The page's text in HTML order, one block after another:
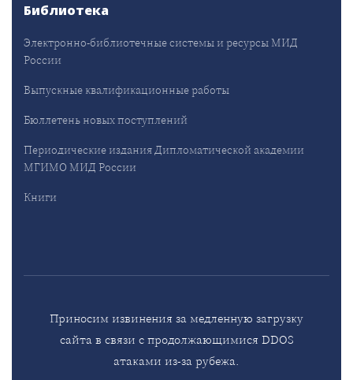
Библиотека
Электронно-библиотечные системы и ресурсы МИД
России
Выпускные квалификационные работы
Бюллетень новых поступлений
Периодические издания Дипломатической академии
МГИМО МИД России
Книги
Приносим извинения за медленную загрузку
сайта в связи с продолжающимися DDOS
атаками из-за рубежа.